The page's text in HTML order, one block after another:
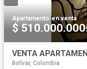
Apartamento·en venta
$ 510.000.000
Bolívar, Colombia